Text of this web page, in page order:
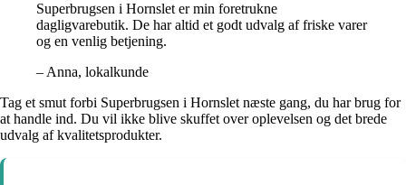
Superbrugsen i Hornslet er min foretrukne
dagligvarebutik. De har altid et godt udvalg af friske varer
og en venlig betjening.
– Anna, lokalkunde
Tag et smut forbi Superbrugsen i Hornslet næste gang, du har brug for
at handle ind. Du vil ikke blive skuffet over oplevelsen og det brede
udvalg af kvalitetsprodukter.